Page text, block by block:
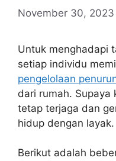
November 30, 2023
Untuk menghadapi
setiap individu
pengelolaan
dari rumah. Supaya
tetap terjaga dan
hidup dengan layak.
Berikut adalah